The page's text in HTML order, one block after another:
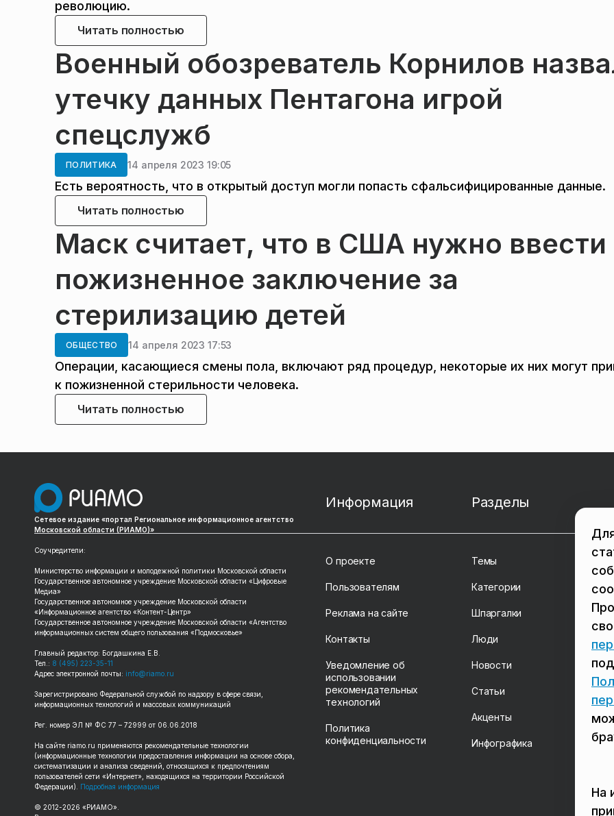
революцию.
Читать полностью
Военный обозреватель Корнилов
утечку данных Пентагона игрой
спецслужб
ПОЛИТИКА 14 апреля 2023 19:05
Есть вероятность, что в открытый доступ могли попасть сфальсифицированные данные.
Читать полностью
Маск считает, что в США нужно ввести
пожизненное заключение за
стерилизацию детей
ОБЩЕСТВО 14 апреля 2023 17:53
Операции, касающиеся смены пола, включают ряд процедур, некоторые их них могут
к пожизненной стерильности человека.
Читать полностью
Сетевое издание «портал Региональное информационное агентство
Московской области (РИАМО)»
Соучредители:
Министерство информации и молодежной политики Московской области
Государственное автономное учреждение Московской области «Цифровые
Медиа»
Государственное автономное учреждение Московской области
«Информационное агентство «Контент-Центр»
Государственное автономное учреждение Московской области «Агентство
информационных систем общего пользования «Подмосковье»
Главный редактор: Богдашкина Е.В.
Тел.: 8 (495) 223-35-11
Адрес электронной почты:info@riamo.ru
Зарегистрировано Федеральной службой по надзору в сфере связи,
информационных технологий и массовых коммуникаций
Рег. номер ЭЛ № ФС 77 – 72999 от 06.06.2018
На сайте riamo.ru применяются рекомендательные технологии
(информационные технологии предоставления информации на основе сбора,
систематизации и анализа сведений, относящихся к предпочтениям
пользователей сети «Интернет», находящихся на территории Российской
Федерации). Подробная информация
© 2012-2026 «РИАМО».
Информация
О проекте
Пользователям
Реклама на сайте
Контакты
Уведомление об
использовании
рекомендательных
технологий
Политика
конфиденциальности
Разделы
Темы
Категории
Шпаргалки
Люди
Новости
Статьи
Акценты
Инфографика
На